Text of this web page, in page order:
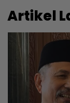
Artikel